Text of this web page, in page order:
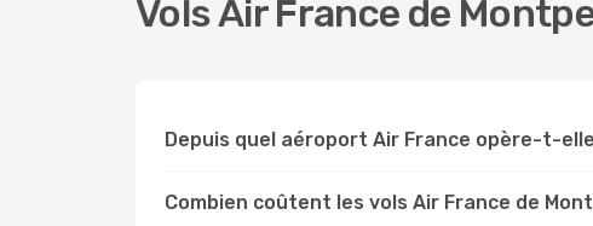
Vols Air France de
Depuis quel aéroport Air France opère-t-
Combien coûtent les vols Air France de